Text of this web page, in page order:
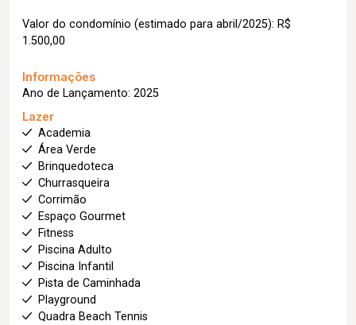
Valor do condomínio (estimado para abril/2025): R$
1.500,00
Informações
Ano de Lançamento: 2025
Lazer
Academia
Área Verde
Brinquedoteca
Churrasqueira
Corrimão
Espaço Gourmet
Fitness
Piscina Adulto
Piscina Infantil
Pista de Caminhada
Playground
Quadra Beach Tennis